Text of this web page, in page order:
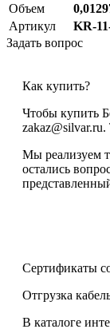
Объем
Артикул
KR-
Задать вопрос
Как купить?
Чтобы купить
Мы реализуем
остались
Сертификаты
Отгрузка
В каталоге